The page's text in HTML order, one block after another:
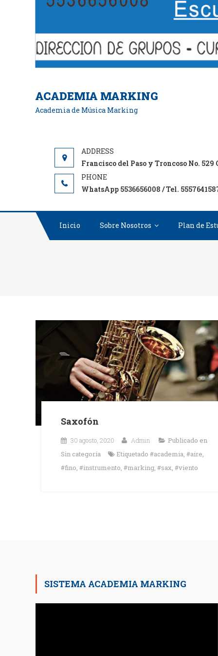
ACADEMIA MARKING
Academia de Música Marking
Francisco del Paso y Troncoso No.
WhatsApp 5536656008 / Tel.
Inicio Sobre Nosotros Plan de
Saxofón
30 agosto, 2020 Admin
Publicado en
Sin categoría
Etiquetado #academia, #aire,
#fino, #instrumento, #marking, #sax, #viento
SISTEMA ACADEMIA MARKING